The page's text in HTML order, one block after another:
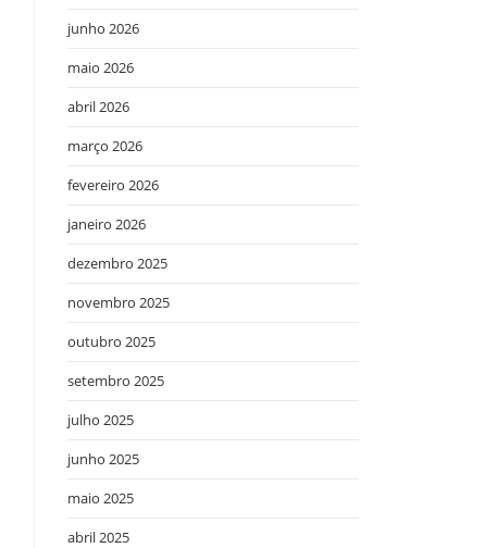
junho 2026
maio 2026
abril 2026
março 2026
fevereiro 2026
janeiro 2026
dezembro 2025
novembro 2025
outubro 2025
setembro 2025
julho 2025
junho 2025
maio 2025
abril 2025